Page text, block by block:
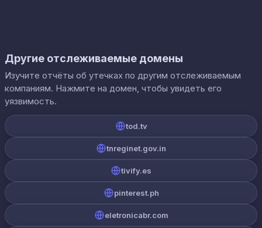
Другие отслеживаемые домены
Изучите отчёты об утечках по другим отслеживаемым
компаниям. Нажмите на домен, чтобы увидеть его
уязвимость.
tod.tv
tnreginet.gov.in
tivify.es
pinterest.ph
eletronicabr.com